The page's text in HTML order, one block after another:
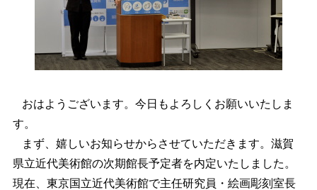
おはようございます。今日もよろしくお願いいたしま
す。
まず、嬉しいお知らせからさせていただきます。滋賀
県立近代美術館の次期館長予定者を内定いたしました。
現在、東京国立近代美術館で主任研究員・絵画彫刻室長